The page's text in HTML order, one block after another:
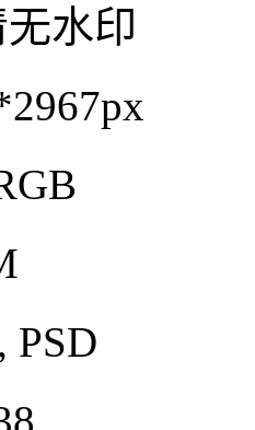
水印
, PSD